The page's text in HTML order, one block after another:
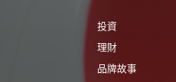
投資
理財
品牌故事